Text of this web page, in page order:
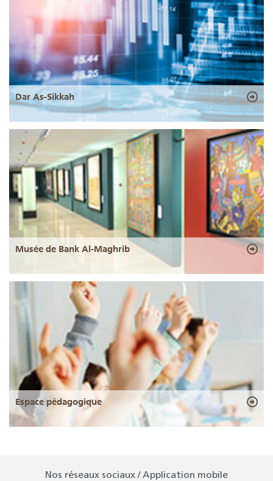
Dar As-Sikkah
Musée de Bank Al-Maghrib
Espace pédagogique
Nos réseaux sociaux / Application mobile